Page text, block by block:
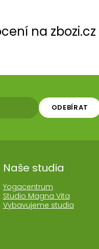
na zbozi.cz
ODEBÍRAT
Naše studia
Yogacentrum
Studio Magna Vita
Vybavujeme studia